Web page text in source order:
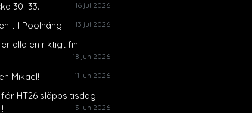
30–33.
16 jul 2026
till Poolhäng! 13 jul 2026
alla en riktigt fin
18 jun 2026
Mikael! 11 jun 2026
HT26 släpps tisdag
3 jun 2026